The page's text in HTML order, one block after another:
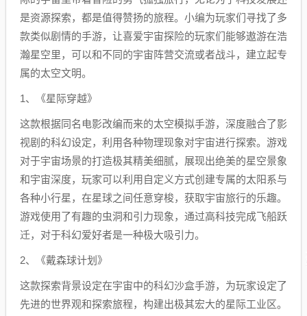
是资源探索，都是值得赞扬的旅程。小编为玩家们寻找了多
款类似剧情的手游，让喜爱宇宙探险的玩家们能够遨游在浩
瀚星空里，可以和不同的宇宙阵营交流或者战斗，建立起专
属的太空文明。
1、《星际穿越》
这款根据同名电影改编而来的太空模拟手游，深度融合了影
视剧的科幻设定，利用各种物理现象对宇宙进行探索。游戏
对于宇宙场景的打造极其精美细腻，展现出绝美的星空景象
和宇宙深度，玩家可以利用自定义方式创建专属的太阳系与
各种小行星，在星球之间任意穿梭，获取宇宙旅行的乐趣。
游戏使用了有趣的虫洞和引力现象，通过高科技完成飞船跃
迁，对于科幻爱好者是一种极大吸引力。
2、《戴森球计划》
这款探索背景设定在宇宙中的科幻沙盒手游，为玩家设定了
先进的世界观和探索旅程，构建出极其宏大的星际工业区。